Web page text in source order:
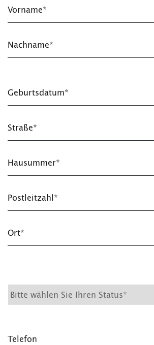
Vorname*
Nachname*
Geburtsdatum*
Straße*
Hausummer*
Postleitzahl*
Ort*
Telefon